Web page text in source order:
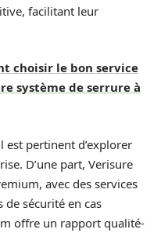
facilitant leur
choisir le bon service
système de serrure à
est pertinent d’explorer
D’une part, Verisure
avec des services
de sécurité en cas
offre un rapport qualité-